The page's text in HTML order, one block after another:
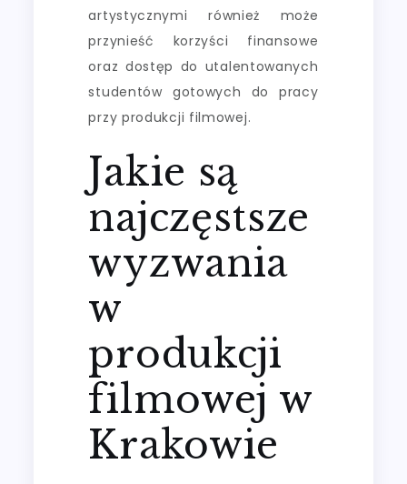
artystycznymi również może
przynieść korzyści finansowe
oraz dostęp do utalentowanych
studentów gotowych do pracy
przy produkcji filmowej.
Jakie są
najczęstsze
wyzwania
w
produkcji
filmowej w
Krakowie